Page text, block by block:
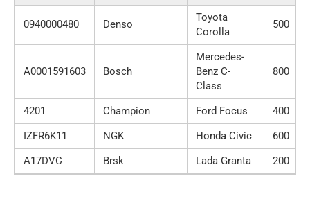
0940000480 Denso
Toyota
Corolla
500
A0001591603 Bosch
Mercedes-
Benz C-
Class
800
4201 Champion Ford Focus
400
IZFR6K11
NGK Honda Civic
600
A17DVC
Brsk Lada Granta 200